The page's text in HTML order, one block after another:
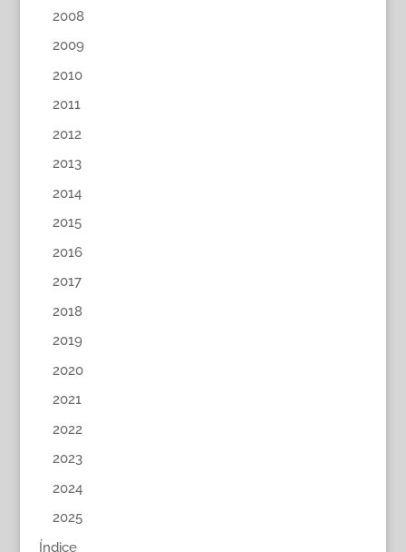
2008
2009
2010
2011
2012
2013
2014
2015
2016
2017
2018
2019
2020
2021
2022
2023
2024
2025
Índice